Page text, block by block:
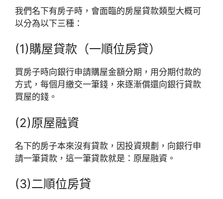
我們名下有房子時，會面臨的房屋貸款類型大概可
以分為以下三種：
(1)購屋貸款（一順位房貸）
買房子時向銀行申請購屋金額分期，用分期付款的
方式，每個月繳交一筆錢，來逐漸償還向銀行貸款
買屋的錢。
(2)原屋融資
名下的房子本來沒有貸款，因投資規劃，向銀行申
請一筆貸款，這一筆貸款就是：原屋融資。
(3)二順位房貸